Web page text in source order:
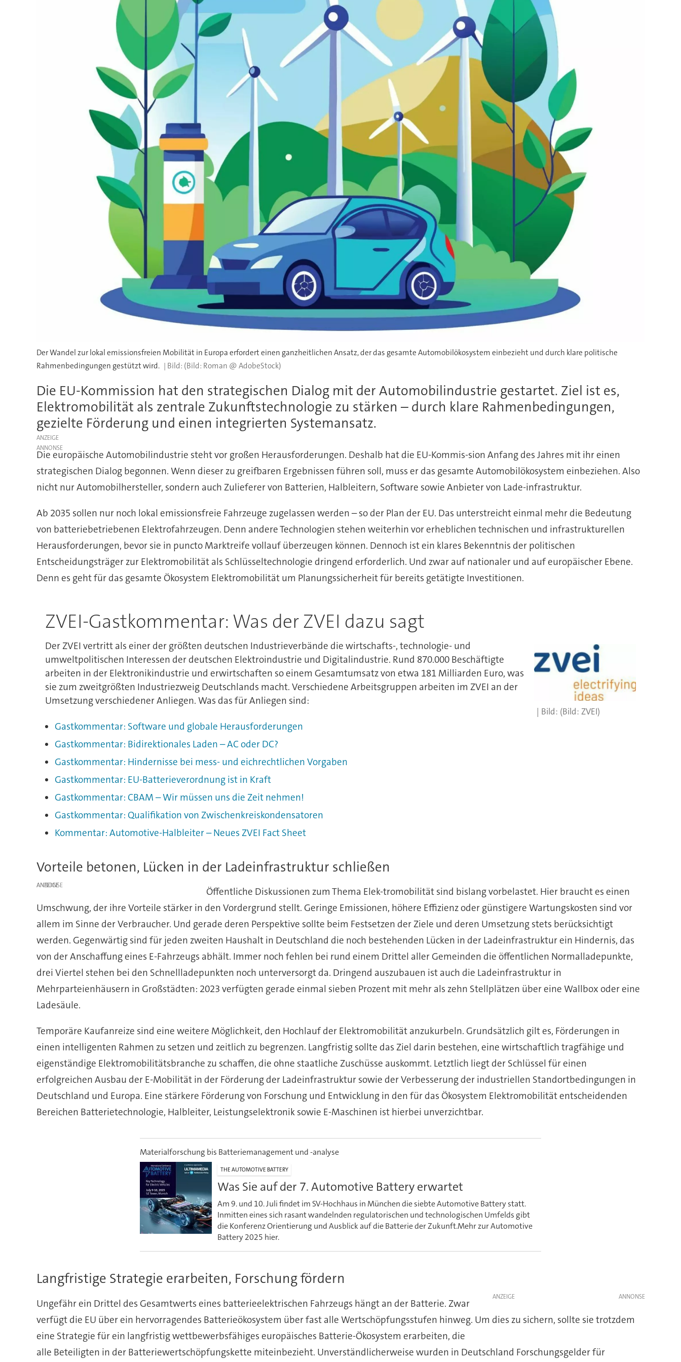
Der Wandel zur lokal emissionsfreien Mobilität in Europa erfordert einen ganzheitlichen Ansatz, der das gesamte Automobilökosystem einbezieht und durch klare politische
Rahmenbedingungen gestützt wird.
(Bild: Roman @ AdobeStock)
Die EU-Kommission hat den strategischen Dialog mit der Automobilindustrie gestartet. Ziel ist es,
Elektromobilität als zentrale Zukunftstechnologie zu stärken – durch klare Rahmenbedingungen,
gezielte Förderung und einen integrierten Systemansatz.
ANZEIGE
Die europäische Automobilindustrie steht vor großen Herausforderungen. Deshalb hat die EU-Kommis-sion Anfang des Jahres mit ihr einen
strategischen Dialog begonnen. Wenn dieser zu greifbaren Ergebnissen führen soll, muss er das gesamte Automobilökosystem einbeziehen. Also
nicht nur Automobilhersteller, sondern auch Zulieferer von Batterien, Halbleitern, Software sowie Anbieter von Lade-infrastruktur.
Ab 2035 sollen nur noch lokal emissionsfreie Fahrzeuge zugelassen werden – so der Plan der EU. Das unterstreicht einmal mehr die Bedeutung
von batteriebetriebenen Elektrofahrzeugen. Denn andere Technologien stehen weiterhin vor erheblichen technischen und infrastrukturellen
Herausforderungen, bevor sie in puncto Marktreife vollauf überzeugen können. Dennoch ist ein klares Bekenntnis der politischen
Entscheidungsträger zur Elektromobilität als Schlüsseltechnologie dringend erforderlich. Und zwar auf nationaler und auf europäischer Ebene.
Denn es geht für das gesamte Ökosystem Elektromobilität um Planungssicherheit für bereits getätigte Investitionen.
ZVEI-Gastkommentar: Was der ZVEI dazu sagt
(Bild: ZVEI)
Der ZVEI vertritt als einer der größten deutschen Industrieverbände die wirtschafts-, technologie- und
umweltpolitischen Interessen der deutschen Elektroindustrie und Digitalindustrie. Rund 870.000 Beschäftigte
arbeiten in der Elektronikindustrie und erwirtschaften so einem Gesamtumsatz von etwa 181 Milliarden Euro, was
sie zum zweitgrößten Industriezweig Deutschlands macht. Verschiedene Arbeitsgruppen arbeiten im ZVEI an der
Umsetzung verschiedener Anliegen. Was das für Anliegen sind:
Gastkommentar: Software und globale Herausforderungen
Gastkommentar: Bidirektionales Laden – AC oder DC?
Gastkommentar: Hindernisse bei mess- und eichrechtlichen Vorgaben
Gastkommentar: EU-Batterieverordnung ist in Kraft
Gastkommentar: CBAM – Wir müssen uns die Zeit nehmen!
Gastkommentar: Qualifikation von Zwischenkreiskondensatoren
Kommentar: Automotive-Halbleiter – Neues ZVEI Fact Sheet
Vorteile betonen, Lücken in der Ladeinfrastruktur schließen
ANZEIGE
Öffentliche Diskussionen zum Thema Elek-tromobilität sind bislang vorbelastet. Hier braucht es einen
Umschwung, der ihre Vorteile stärker in den Vordergrund stellt. Geringe Emissionen, höhere Effizienz oder günstigere Wartungskosten sind vor
allem im Sinne der Verbraucher. Und gerade deren Perspektive sollte beim Festsetzen der Ziele und deren Umsetzung stets berücksichtigt
werden. Gegenwärtig sind für jeden zweiten Haushalt in Deutschland die noch bestehenden Lücken in der Ladeinfrastruktur ein Hindernis, das
von der Anschaffung eines E-Fahrzeugs abhält. Immer noch fehlen bei rund einem Drittel aller Gemeinden die öffentlichen Normalladepunkte,
drei Viertel stehen bei den Schnellladepunkten noch unterversorgt da. Dringend auszubauen ist auch die Ladeinfrastruktur in
Mehrparteienhäusern in Großstädten: 2023 verfügten gerade einmal sieben Prozent mit mehr als zehn Stellplätzen über eine Wallbox oder eine
Ladesäule.
Temporäre Kaufanreize sind eine weitere Möglichkeit, den Hochlauf der Elektromobilität anzukurbeln. Grundsätzlich gilt es, Förderungen in
einen intelligenten Rahmen zu setzen und zeitlich zu begrenzen. Langfristig sollte das Ziel darin bestehen, eine wirtschaftlich tragfähige und
eigenständige Elektromobilitätsbranche zu schaffen, die ohne staatliche Zuschüsse auskommt. Letztlich liegt der Schlüssel für einen
erfolgreichen Ausbau der E-Mobilität in der Förderung der Ladeinfrastruktur sowie der Verbesserung der industriellen Standortbedingungen in
Deutschland und Europa. Eine stärkere Förderung von Forschung und Entwicklung in den für das Ökosystem Elektromobilität entscheidenden
Bereichen Batterietechnologie, Halbleiter, Leistungselektronik sowie E-Maschinen ist hierbei unverzichtbar.
Materialforschung bis Batteriemanagement und -analyse
THE AUTOMOTIVE BATTERY
Was Sie auf der 7. Automotive Battery erwartet
Am 9. und 10. Juli findet im SV-Hochhaus in München die siebte Automotive Battery statt.
Inmitten eines sich rasant wandelnden regulatorischen und technologischen Umfelds gibt
die Konferenz Orientierung und Ausblick auf die Batterie der Zukunft.Mehr zur Automotive
Battery 2025 hier.
Langfristige Strategie erarbeiten, Forschung fördern
ANZEIGE
Ungefähr ein Drittel des Gesamtwerts eines batterieelektrischen Fahrzeugs hängt an der Batterie. Zwar
verfügt die EU über ein hervorragendes Batterieökosystem über fast alle Wertschöpfungsstufen hinweg. Um dies zu sichern, sollte sie trotzdem
eine Strategie für ein langfristig wettbewerbsfähiges europäisches Batterie-Ökosystem erarbeiten, die
alle Beteiligten in der Batteriewertschöpfungskette miteinbezieht. Unverständlicherweise wurden in Deutschland Forschungsgelder für